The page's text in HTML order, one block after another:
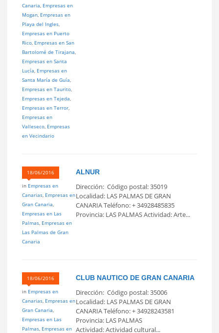
Canaria, Empresas en
Mogan, Empresas en
Playa del Ingles,
Empresas en Puerto
Rico, Empresas en San
Bartolomé de Tirajana,
Empresas en Santa
Lucía, Empresas en
Santa María de Guía,
Empresas en Taurito,
Empresas en Tejeda,
Empresas en Terror,
Empresas en
Valleseco, Empresas
en Vecindario
18/06/2016
in Empresas en
Canarias, Empresas en
Gran Canaria,
Empresas en Las
Palmas, Empresas en
Las Palmas de Gran
Canaria
ALNUR
Dirección: Código postal: 35019
Localidad: LAS PALMAS DE GRAN
CANARIA Teléfono: + 34928485835
Provincia: LAS PALMAS Actividad: Arte...
18/06/2016
in Empresas en
Canarias, Empresas en
Gran Canaria,
Empresas en Las
Palmas, Empresas en
CLUB NAUTICO DE GRAN CANARIA
Dirección: Código postal: 35006
Localidad: LAS PALMAS DE GRAN
CANARIA Teléfono: + 34928243581
Provincia: LAS PALMAS
Actividad: Actividad cultural...